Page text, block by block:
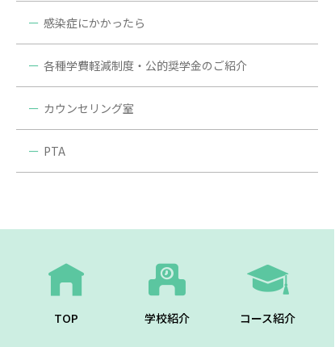
感染症にかかったら
各種学費軽減制度・公的奨学金のご紹介
カウンセリング室
PTA
TOP 学校紹介 コース紹介